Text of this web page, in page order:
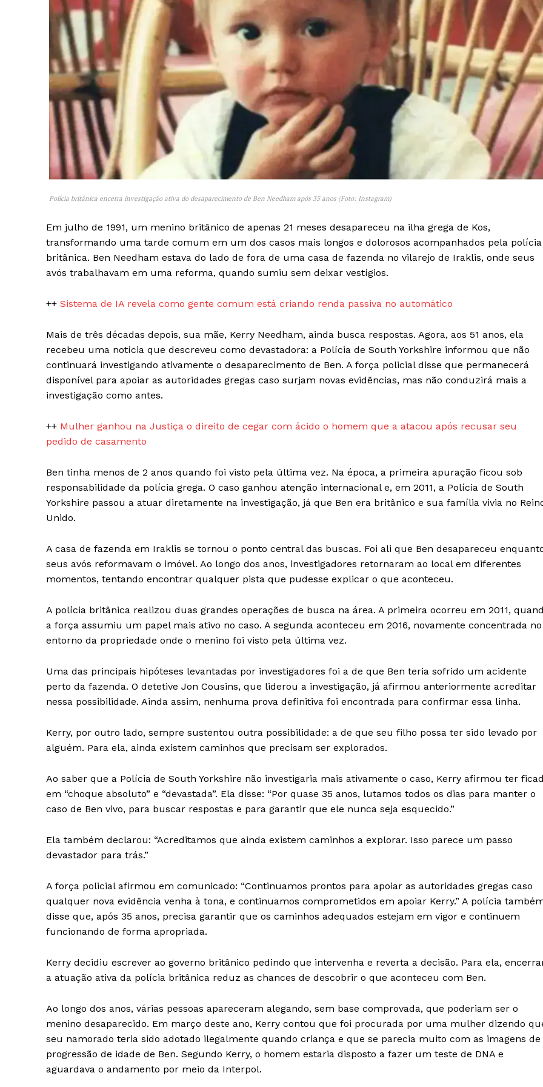
Magazine PRO
SUBSCRIBE NOW
Company
Contato
Termos de Serviços
Política de Privacidade e Cookies
Polícia britânica encerra investigação ativa do desaparecimento de Ben Needham após 35 anos (Foto: Instagram)
Em julho de 1991, um menino britânico de apenas 21 meses desapareceu na ilha grega de Kos,
transformando uma tarde comum em um dos casos mais longos e dolorosos acompanhados pela polícia
britânica. Ben Needham estava do lado de fora de uma casa de fazenda no vilarejo de Iraklis, onde seus
avós trabalhavam em uma reforma, quando sumiu sem deixar vestígios.
++ Sistema de IA revela como gente comum está criando renda passiva no automático
Mais de três décadas depois, sua mãe, Kerry Needham, ainda busca respostas. Agora, aos 51 anos, ela
recebeu uma notícia que descreveu como devastadora: a Polícia de South Yorkshire informou que não
continuará investigando ativamente o desaparecimento de Ben. A força policial disse que permanecerá
disponível para apoiar as autoridades gregas caso surjam novas evidências, mas não conduzirá mais a
investigação como antes.
++ Mulher ganhou na Justiça o direito de cegar com ácido o homem que a atacou após recusar seu
pedido de casamento
Ben tinha menos de 2 anos quando foi visto pela última vez. Na época, a primeira apuração ficou sob
responsabilidade da polícia grega. O caso ganhou atenção internacional e, em 2011, a Polícia de South
Yorkshire passou a atuar diretamente na investigação, já que Ben era britânico e sua família vivia no
Unido.
A casa de fazenda em Iraklis se tornou o ponto central das buscas. Foi ali que Ben desapareceu
seus avós reformavam o imóvel. Ao longo dos anos, investigadores retornaram ao local em diferentes
momentos, tentando encontrar qualquer pista que pudesse explicar o que aconteceu.
A polícia britânica realizou duas grandes operações de busca na área. A primeira ocorreu em 2011,
a força assumiu um papel mais ativo no caso. A segunda aconteceu em 2016, novamente concentrada no
entorno da propriedade onde o menino foi visto pela última vez.
Uma das principais hipóteses levantadas por investigadores foi a de que Ben teria sofrido um acidente
perto da fazenda. O detetive Jon Cousins, que liderou a investigação, já afirmou anteriormente acreditar
nessa possibilidade. Ainda assim, nenhuma prova definitiva foi encontrada para confirmar essa linha.
Kerry, por outro lado, sempre sustentou outra possibilidade: a de que seu filho possa ter sido levado por
alguém. Para ela, ainda existem caminhos que precisam ser explorados.
Ao saber que a Polícia de South Yorkshire não investigaria mais ativamente o caso, Kerry afirmou ter
em “choque absoluto” e “devastada”. Ela disse: “Por quase 35 anos, lutamos todos os dias para manter o
caso de Ben vivo, para buscar respostas e para garantir que ele nunca seja esquecido.”
Ela também declarou: “Acreditamos que ainda existem caminhos a explorar. Isso parece um passo
devastador para trás.”
A força policial afirmou em comunicado: “Continuamos prontos para apoiar as autoridades gregas caso
qualquer nova evidência venha à tona, e continuamos comprometidos em apoiar Kerry.” A polícia
disse que, após 35 anos, precisa garantir que os caminhos adequados estejam em vigor e continuem
funcionando de forma apropriada.
Kerry decidiu escrever ao governo britânico pedindo que intervenha e reverta a decisão. Para ela,
a atuação ativa da polícia britânica reduz as chances de descobrir o que aconteceu com Ben.
Ao longo dos anos, várias pessoas apareceram alegando, sem base comprovada, que poderiam ser o
menino desaparecido. Em março deste ano, Kerry contou que foi procurada por uma mulher dizendo
seu namorado teria sido adotado ilegalmente quando criança e que se parecia muito com as imagens de
progressão de idade de Ben. Segundo Kerry, o homem estaria disposto a fazer um teste de DNA e
aguardava o andamento por meio da Interpol.